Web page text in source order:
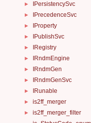
► IPersistencySvc
► IPrecedenceSvc
► IProperty
► IPublishSvc
► IRegistry
► IRndmEngine
► IRndmGen
► IRndmGenSvc
► IRunable
► is2ff_merger
►
is2ff_merger_filter